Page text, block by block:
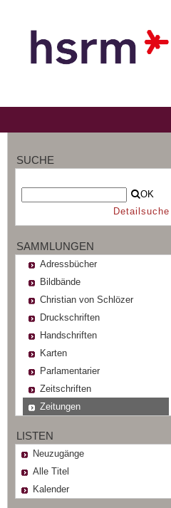
SUCHE
OK
Detailsuche
SAMMLUNGEN
Adressbücher
Bildbände
Christian von Schlözer
Druckschriften
Handschriften
Karten
Parlamentarier
Zeitschriften
Zeitungen
LISTEN
Neuzugänge
Alle Titel
Kalender